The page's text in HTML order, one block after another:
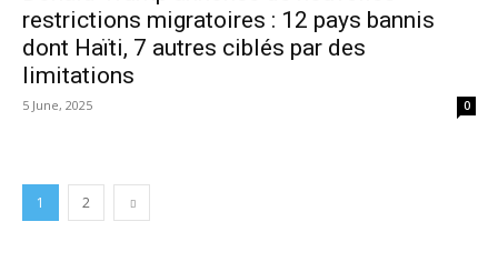
restrictions migratoires : 12 pays bannis
dont Haïti, 7 autres ciblés par des
limitations
5 June, 2025 0
1 2